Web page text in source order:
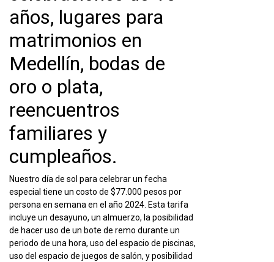
años, lugares para
matrimonios en
Medellín, bodas de
oro o plata,
reencuentros
familiares y
cumpleaños.
Nuestro día de sol para celebrar un fecha
especial tiene un costo de $77.000 pesos por
persona en semana en el año 2024. Esta tarifa
incluye un desayuno, un almuerzo, la posibilidad
de hacer uso de un bote de remo durante un
periodo de una hora, uso del espacio de piscinas,
uso del espacio de juegos de salón, y posibilidad